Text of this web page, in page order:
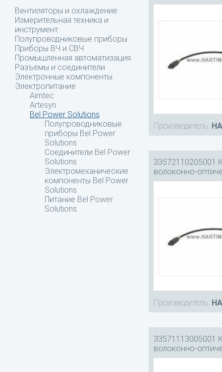
Вентиляторы и охлаждение
Измерительная техника и
инструмент
Полупроводниковые приборы
Приборы ВЧ и СВЧ
Промышленная автоматизация
Разъемы и соединители
Электронные компоненты
Электропитание
Aimtec
Artesyn
Bel Power Solutions
Полупроводниковые
приборы Bel Power
Solutions
Соединители Bel Power
Solutions
Электромеханические
компоненты Bel Power
Solutions
Питание Bel Power
Solutions
Производитель:
33572110205001
волоконно-
Производитель:
33571113005001
волоконно-